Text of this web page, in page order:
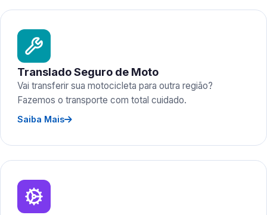
Translado Seguro de Moto
Vai transferir sua motocicleta para outra região?
Fazemos o transporte com total cuidado.
Saiba Mais